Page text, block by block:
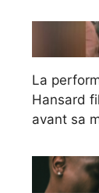
La
Hansard
avant sa